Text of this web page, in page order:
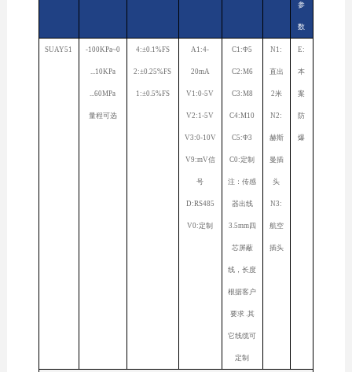
参
数
SUAY51 -100KPa~0
...10KPa
...60MPa
量程可选
4:±0.1%FS
2:±0.25%FS
1:±0.5%FS
A1:4-
20mA
V1:0-5V
V2:1-5V
V3:0-10V
V9:mV信
号
D:RS485
V0:定制
C1:Φ5
C2:M6
C3:M8
C4:M10
C5:Φ3
C0:定制
注：传感
器出线
3.5mm四
芯屏蔽
线，长度
根据客户
要求 .其
它线缆可
定制
N1:
直出
2米
N2:
赫斯
曼插
头
N3:
航空
插头
E:
本
案
防
爆